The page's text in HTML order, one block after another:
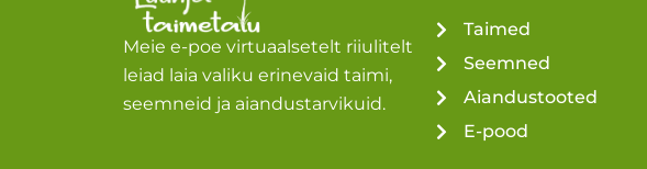
Meie e-poe virtuaalsetelt riiulitelt
leiad laia valiku erinevaid taimi,
seemneid ja aiandustarvikuid.
Taimed
Seemned
Aiandustooted
E-pood